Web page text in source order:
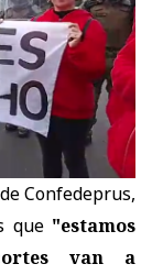
Confedeprus,
que "estamos
van a